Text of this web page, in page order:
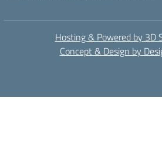
Hosting & Powered by 3D
Concept & Design by